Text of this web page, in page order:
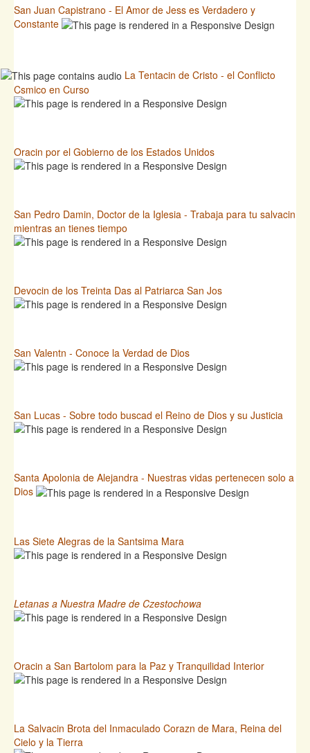
San Juan Capistrano - El Amor de Jess es Verdadero y
Constante
La Tentacin de Cristo - el Conflicto
Csmico en Curso
Oracin por el Gobierno de los Estados Unidos
San Pedro Damin, Doctor de la Iglesia - Trabaja para tu salvacin
mientras an tienes tiempo
Devocin de los Treinta Das al Patriarca San Jos
San Valentn - Conoce la Verdad de Dios
San Lucas - Sobre todo buscad el Reino de Dios y su Justicia
Santa Apolonia de Alejandra - Nuestras vidas pertenecen solo a
Dios
Las Siete Alegras de la Santsima Mara
Letanas a Nuestra Madre de Czestochowa
Oracin a San Bartolom para la Paz y Tranquilidad Interior
La Salvacin Brota del Inmaculado Corazn de Mara, Reina del
Cielo y la Tierra